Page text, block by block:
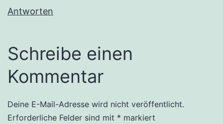
Antworten
Schreibe einen
Kommentar
Deine E-Mail-Adresse wird nicht veröffentlicht.
Erforderliche Felder sind mit * markiert